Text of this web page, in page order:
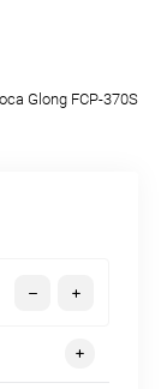
Glong FCP-370S